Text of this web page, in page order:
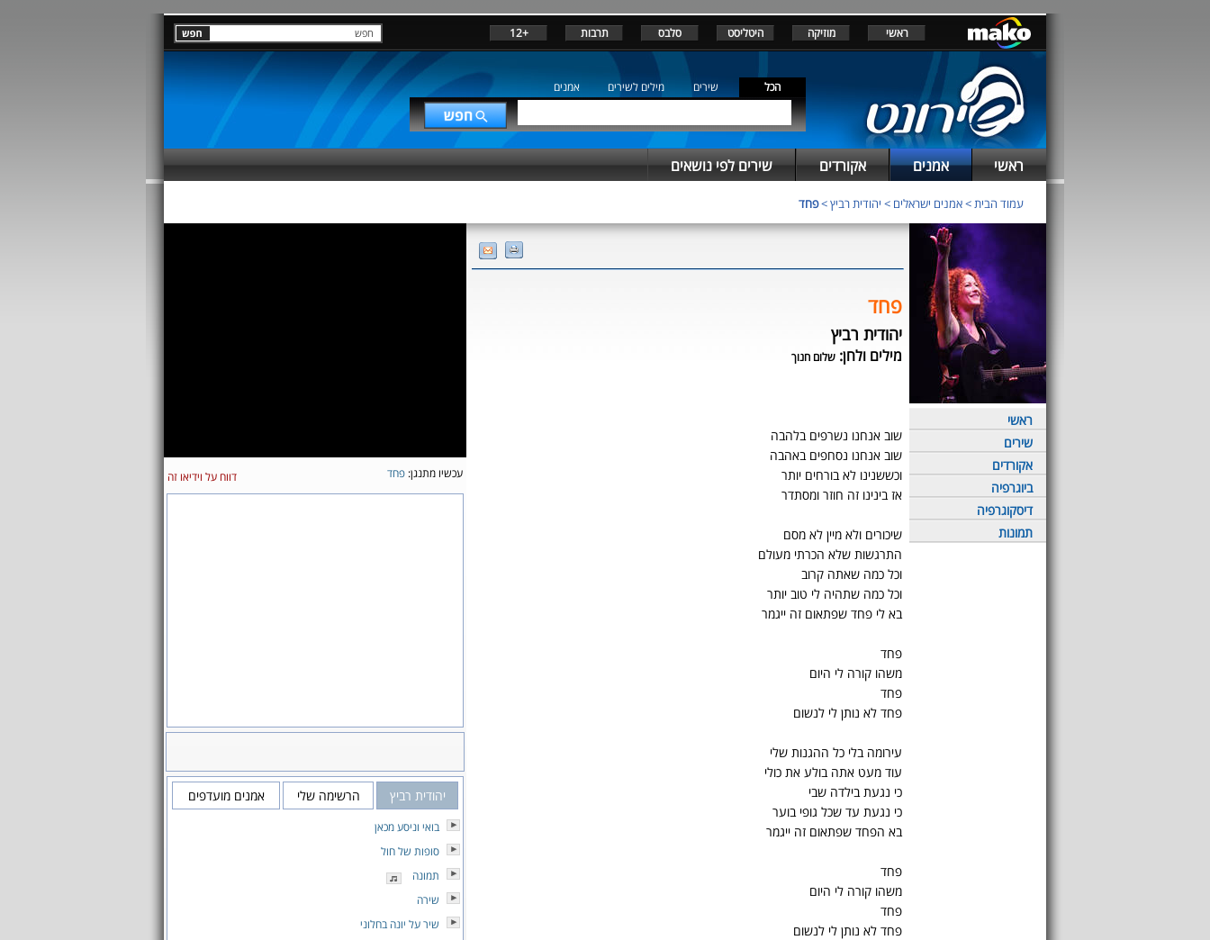
ראשי מוזיקה היטליסט סלבס תרבות +12
הכל שירים מילים לשירים אמנים
ראשי אמנים אקורדים שירים לפי נושאים
עמוד הבית>אמנים ישראלים > יהודית רביץ>פחד
ראשי
שירים
אקורדים
ביוגרפיה
דיסקוגרפיה
תמונות
פחד
יהודית רביץ
מילים ולחן: שלום חנוך
שוב אנחנו נשרפים בלהבה
שוב אנחנו נסחפים באהבה
וכששנינו לא בורחים יותר
אז בינינו זה חוזר ומסתדר
שיכורים ולא מיין לא מסם
התרגשות שלא הכרתי מעולם
וכל כמה שאתה קרוב
וכל כמה שתהיה לי טוב יותר
בא לי פחד שפתאום זה ייגמר
פחד
משהו קורה לי היום
פחד
פחד לא נותן לי לנשום
עירומה בלי כל ההגנות שלי
עוד מעט אתה בולע את כולי
כי נגעת בילדה שבי
כי נגעת עד שכל גופי בוער
בא הפחד שפתאום זה ייגמר
פחד
משהו קורה לי היום
פחד
פחד לא נותן לי לנשום
עכשיו מתנגן: פחד דווח על וידיאו זה
יהודית רביץ הרשימה שלי אמנים מועדפים
בואי וניסע מכאן
סופות של חול
תמונה
שירה
שיר על יונה בחלוני